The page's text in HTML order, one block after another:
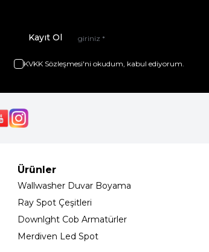
Kayıt Ol
KVKK Sözleşmesi'ni okudum, kabul ediyorum.
Ürünler
Wallwasher Duvar Boyama
Ray Spot Çeşitleri
Downlght Cob Armatürler
Merdiven Led Spot